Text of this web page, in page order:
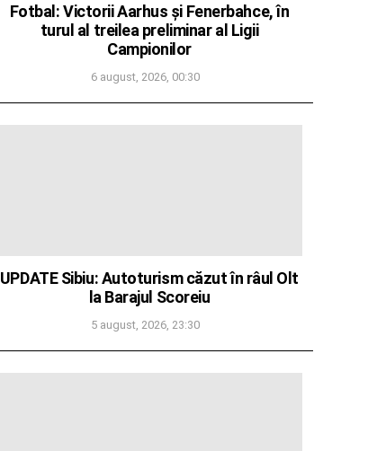
Fotbal: Victorii Aarhus și Fenerbahce, în
turul al treilea preliminar al Ligii
Campionilor
6 august, 2026, 00:30
UPDATE Sibiu: Autoturism căzut în râul Olt
la Barajul Scoreiu
5 august, 2026, 23:30